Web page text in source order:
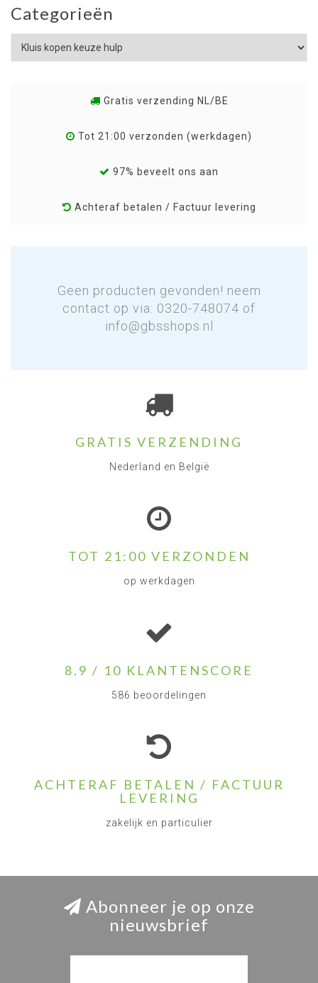
Categorieën
Gratis verzending NL/BE
Tot 21:00 verzonden (werkdagen)
97% beveelt ons aan
Achteraf betalen / Factuur levering
Geen producten gevonden! neem
contact op via: 0320-748074 of
info@gbsshops.nl
GRATIS VERZENDING
Nederland en België
TOT 21:00 VERZONDEN
op werkdagen
8.9 / 10 KLANTENSCORE
586 beoordelingen
ACHTERAF BETALEN / FACTUUR
LEVERING
zakelijk en particulier
Abonneer je op onze
nieuwsbrief